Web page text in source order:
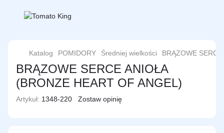
Katalog POMIDORY Średniej wielkości BRĄZOWE
BRĄZOWE SERCE ANIOŁA
(BRONZE HEART OF ANGEL)
Artykuł: 1348-220 Zostaw opinię